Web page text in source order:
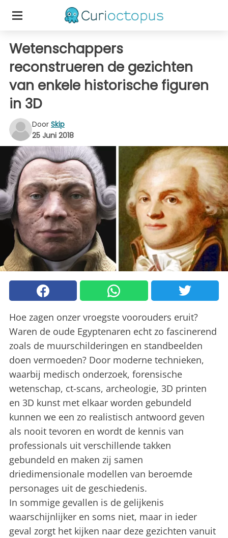
Wetenschappers
reconstrueren de gezichten
van enkele historische figuren
in 3D
Door Skip
25 Juni 2018
Hoe zagen onzer vroegste voorouders eruit?
Waren de oude Egyptenaren echt zo fascinerend
zoals de muurschilderingen en standbeelden
doen vermoeden? Door moderne technieken,
waarbij medisch onderzoek, forensische
wetenschap, ct-scans, archeologie, 3D printen
en 3D kunst met elkaar worden gebundeld
kunnen we een zo realistisch antwoord geven
als nooit tevoren en wordt de kennis van
professionals uit verschillende takken
gebundeld en maken zij samen
driedimensionale modellen van beroemde
personages uit de geschiedenis.
In sommige gevallen is de gelijkenis
waarschijnlijker en soms niet, maar in ieder
geval zorgt het kijken naar deze gezichten vanuit